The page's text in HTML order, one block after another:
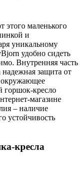
этого маленького
и
уникальному
удобно сидеть
Внутренняя часть
надежная защита от
окружающее
горшок-кресло
магазине
– наличие
устойчивость
кресла